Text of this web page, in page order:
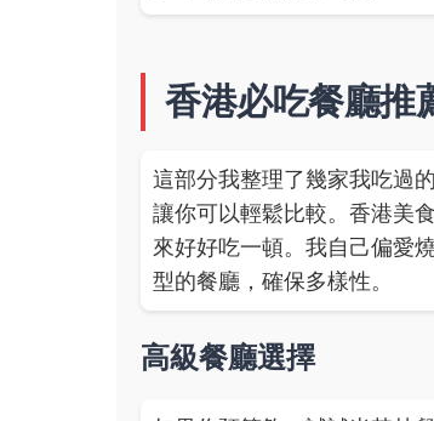
香港必吃餐廳推
這部分我整理了幾家我吃過
讓你可以輕鬆比較。香港美
來好好吃一頓。我自己偏愛
型的餐廳，確保多樣性。
高級餐廳選擇